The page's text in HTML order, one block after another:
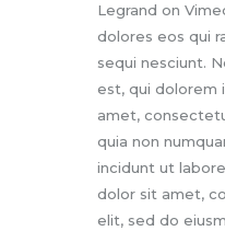
Legrand on
dolores eos qui
sequi nesciunt.
est, qui dolorem
amet,
quia non
incidunt ut
dolor sit amet,
elit, sed do